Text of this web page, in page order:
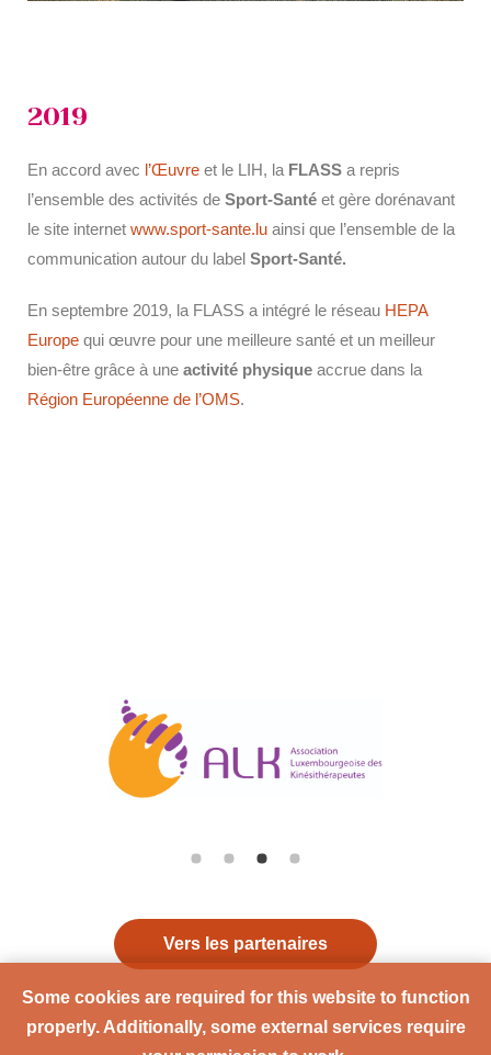
2019
En accord avec l’Œuvre et le LIH, la FLASS a repris
l’ensemble des activités de Sport-Santé et gère dorénavant
le site internet www.sport-sante.lu ainsi que l’ensemble de la
communication autour du label Sport-Santé.
En septembre 2019, la FLASS a intégré le réseau HEPA
Europe qui œuvre pour une meilleure santé et un meilleur
bien-être grâce à une activité physique accrue dans la
Région Européenne de l’OMS.
Vers les partenaires
Some cookies are required for this website to function
properly. Additionally, some external services require